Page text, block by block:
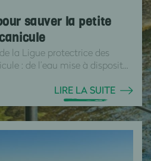
sauver la petite
la Ligue protectrice des
: de l’eau mise à disposit...
LIRE LA SUITE